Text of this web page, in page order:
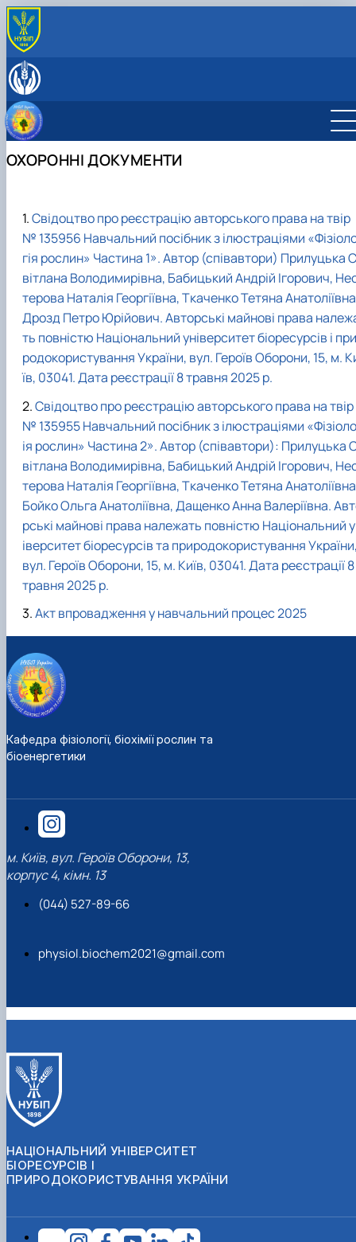
ПРО КАФЕДРУ
Навчальні лабораторії
Освітньо-професійна програма
та біоінженерія»
Освітньо-професійна програма «Екологічна
біотехнологія та біоенергетика»
Доктор філософії (PhD)
Освітньо-наукова програма 091
Навчально-методичне забезпечення
НАУКА ТА ІННОВАЦІЇ
Співробітництво
рослин»
Студентські наукові гуртки
МІЖНАРОДНА ДІЯЛЬНІСТЬ
Профорієнтаційна робота
ОХОРОННІ ДОКУМЕНТИ
Свідоцтво про реєстрацію авторського права на твір
№ 135956 Навчальний посібник з ілюстраціями
гія рослин» Частина 1». Автор (співавтори) Прилуцька С
вітлана Володимирівна, Бабицький Андрій Ігорович,
терова Наталія Георгіївна, Ткаченко Тетяна
Дрозд Петро Юрійович. Авторські майнові права
ть повністю Національний університет біоресурсів і при
родокористування України, вул. Героїв Оборони, 15, м.
їв, 03041. Дата реєстрації 8 травня 2025 р.
Свідоцтво про реєстрацію авторського права на твір
№ 135955 Навчальний посібник з ілюстраціями
ія рослин» Частина 2». Автор (співавтори): Прилуцька
вітлана Володимирівна, Бабицький Андрій Ігорович,
терова Наталія Георгіївна, Ткаченко Тетяна
Бойко Ольга Анатоліївна, Дащенко Анна Валеріївна.
рські майнові права належать повністю Національний
іверситет біоресурсів та природокористування
вул. Героїв Оборони, 15, м. Київ, 03041. Дата реєстрації 8
травня 2025 р.
Акт впровадження у навчальний процес 2025
Кафедра фізіології, біохімії рослин та
біоенергетики
м. Київ, вул. Героїв Оборони, 13,
корпус 4, кімн. 13
(044) 527-89-66
physiol.biochem2021@gmail.com
НАЦІОНАЛЬНИЙ УНІВЕРСИТЕТ
БІОРЕСУРСІВ І
ПРИРОДОКОРИСТУВАННЯ УКРАЇНИ